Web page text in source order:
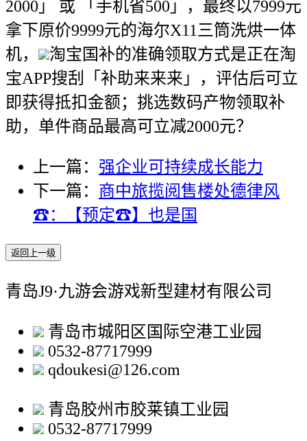
2000」 或 「手机省500」，最终以7999元
拿下原价9999元的海尔X11三筒洗烘一体
机，
淘宝国补的准确领取方式是正在淘
宝APP搜刮「补助来来来」，评估后可立
即获得抵扣金额；挑选数码产物领取补
助，单件商品最高可立减2000元？
上一篇： 强企业可持续成长能力
下一篇： 商中旅揽阅售楼处德律风
☎：【预定☎】也是国
返回上一级
青岛J9·九游会游戏新型建材有限公司
青岛市城阳区国际空港工业园
0532-87717999
qdoukesi@126.com
青岛胶州市胶莱镇工业园
0532-87717999